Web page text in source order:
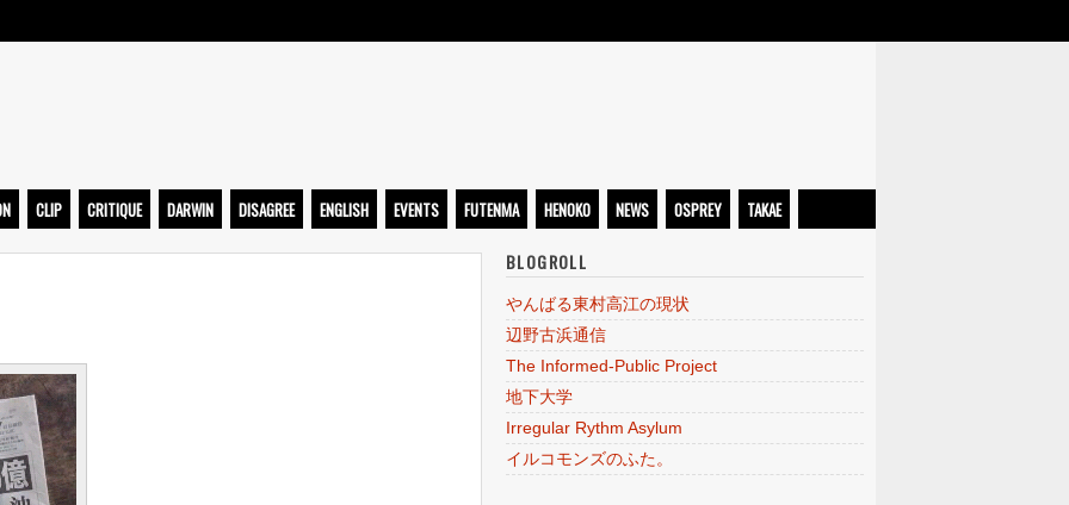
CLIP CRITIQUE DARWIN DISAGREE ENGLISH EVENTS FUTENMA HENOKO NEWS OSPREY TAKAE
BLOGROLL
やんばる東村高江の現状
辺野古浜通信
The Informed-Public Project
地下大学
Irregular Rythm Asylum
イルコモンズのふた。